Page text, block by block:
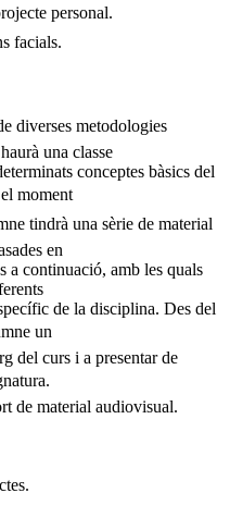
personal.
facials.
diverses metodologies
una classe
conceptes bàsics del
moment
tindrà una sèrie de material
en
a continuació, amb les quals
de la disciplina. Des del
un
del curs i a presentar de
de material audiovisual.